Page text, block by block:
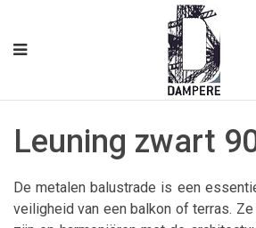
Leuning zwart
De metalen balustrade is een
veiligheid van een balkon of terras.